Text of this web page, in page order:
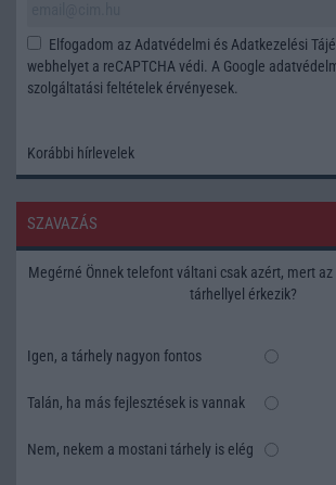
Elfogadom az Adatvédelmi és Adatkezelési
webhelyet a reCAPTCHA védi. A Google
szolgáltatási feltételek érvényesek.
Korábbi hírlevelek
SZAVAZÁS
Megérné Önnek telefont váltani csak azért, mert
tárhellyel érkezik?
Igen, a tárhely nagyon fontos
Talán, ha más fejlesztések is vannak
Nem, nekem a mostani tárhely is elég